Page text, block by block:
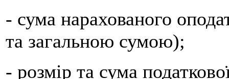
- сума нарахованого
та загальною сумою);
- розмір та сума